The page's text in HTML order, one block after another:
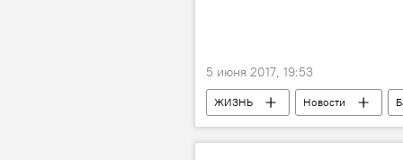
5 июня 2017, 19:53
ЖИЗНЬ Новости
ООН
Министерство